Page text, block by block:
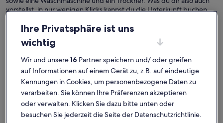
vorstellst, in nur wenigen Klicks kannst du die Unterkunft buchen,
steht ein vielfältiges Angebot mit allerlei Optionen zur Verfügung,
einschließlich barrierearmer oder Nichtraucheroptionen.
Finde Unterkünfte ganz nach deinem
Geschmack
Suche nach FerienhäusernSuche nach Ferienwohnungen oder
Suche nach
Ihre Privatsphäre ist uns
wichtig
Wir und unsere16 Partner speichern und/ oder greifen
auf Informationen auf einem Gerät zu, z.B. auf eindeutige
Kennungen in Cookies, um personenbezogene Daten zu
verarbeiten. Sie können Ihre Präferenzen akzeptieren
oder verwalten. Klicken Sie dazu bitte unten oder
besuchen Sie jederzeit die Seite der Datenschutzrichtlinie.